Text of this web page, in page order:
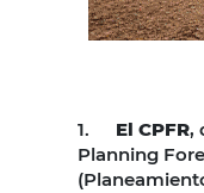
1. El CPFR,
Planning